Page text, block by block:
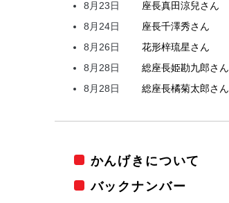
8月23日
座長真田涼兒さん
8月24日
座長千澤秀さん
8月26日
花形梓琉星さん
8月28日
総座長姫勘九郎さん
8月28日
総座長橘菊太郎さん
かんげきについて
バックナンバー